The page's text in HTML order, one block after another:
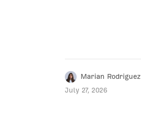
Marian Rodriguez
July 27, 2026